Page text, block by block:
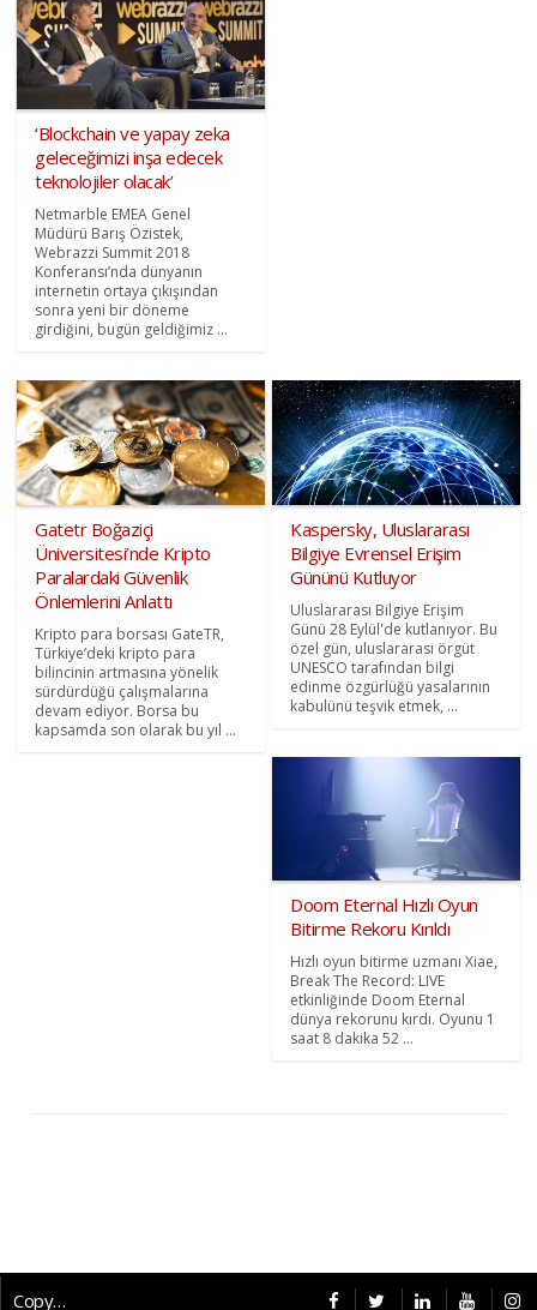
‘Blockchain ve yapay zeka
geleceğimizi inşa edecek
teknolojiler olacak’
Netmarble EMEA Genel
Müdürü Barış Özistek,
Webrazzi Summit 2018
Konferansı’nda dünyanın
internetin ortaya çıkışından
sonra yeni bir döneme
girdiğini, bugün geldiğimiz ...
Gatetr Boğaziçi
Üniversitesi’nde Kripto
Paralardaki Güvenlik
Önlemlerini Anlattı
Kripto para borsası GateTR,
Türkiye’deki kripto para
bilincinin artmasına yönelik
sürdürdüğü çalışmalarına
devam ediyor. Borsa bu
kapsamda son olarak bu yıl ...
Kaspersky, Uluslararası
Bilgiye Evrensel Erişim
Gününü Kutluyor
Uluslararası Bilgiye Erişim
Günü 28 Eylül'de kutlanıyor. Bu
özel gün, uluslararası örgüt
UNESCO tarafından bilgi
edinme özgürlüğü yasalarının
kabulünü teşvik etmek, ...
Doom Eternal Hızlı Oyun
Bitirme Rekoru Kırıldı
Hızlı oyun bitirme uzmanı Xiae,
Break The Record: LIVE
etkinliğinde Doom Eternal
dünya rekorunu kırdı. Oyunu 1
saat 8 dakika 52 ...
Copyright © 2026 CybermagOnline